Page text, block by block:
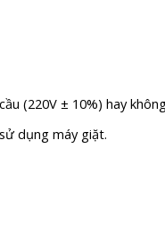
(220V ± 10%) hay
dụng máy giặt.